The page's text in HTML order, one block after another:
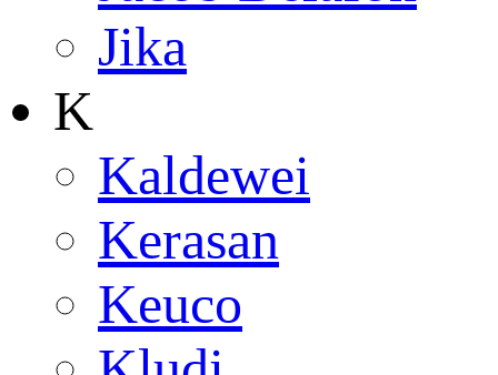
Jika
K
Kaldewei
Kerasan
Keuco